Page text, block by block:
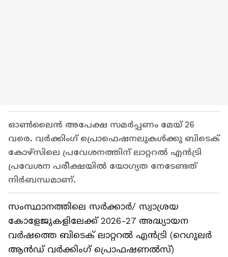
ഓൺലൈൻ അപേക്ഷ സമർപ്പണം മേയ് 26
വരെ. വർക്കിംഗ് പ്രൊഫെഷനലുകൾക്കു ബിടെക്
കോഴ്‌സിലെ പ്രവേശനത്തിന് ലാറ്ററൽ എൻട്രി
പ്രവേശന പരീക്ഷയിൽ യോഗ്യത നേടേണ്ടത്
നിർബന്ധമാണ്.
സംസ്ഥാനത്തിലെ സർക്കാർ/ സ്വാശ്രയ
കോളേജുകളിലേക്ക് 2026-27 അദ്ധ്യായന
വർഷത്തെ ബിടെക് ലാറ്ററൽ എൻട്രി (റെഗുലർ
ആൻഡ് വർക്കിംഗ് പ്രൊഫഷണൽസ്)